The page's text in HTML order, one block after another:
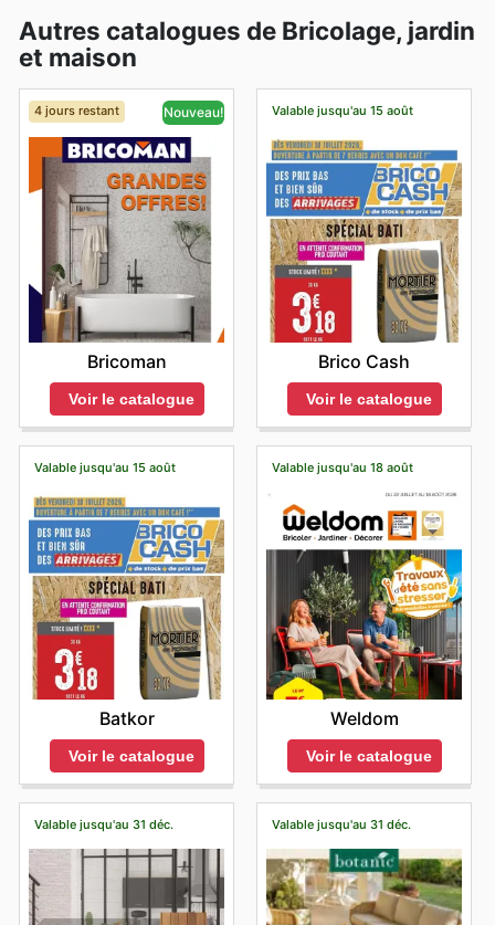
Autres catalogues de Bricolage, jardin
et maison
4 jours restant Nouveau!
Bricoman
Voir le catalogue
Valable jusqu'au 15 août
Brico Cash
Voir le catalogue
Valable jusqu'au 15 août
Batkor
Voir le catalogue
Valable jusqu'au 18 août
Weldom
Voir le catalogue
Valable jusqu'au 31 déc. Valable jusqu'au 31 déc.